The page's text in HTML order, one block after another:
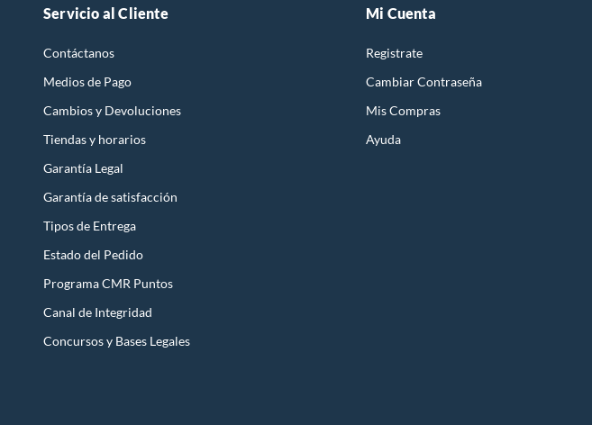
Servicio al Cliente
Contáctanos
Medios de Pago
Cambios y Devoluciones
Tiendas y horarios
Garantía Legal
Garantía de satisfacción
Tipos de Entrega
Estado del Pedido
Programa CMR Puntos
Canal de Integridad
Concursos y Bases Legales
Mi Cuenta
Registrate
Cambiar Contraseña
Mis Compras
Ayuda